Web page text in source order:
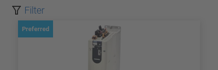
Filter
Preferred